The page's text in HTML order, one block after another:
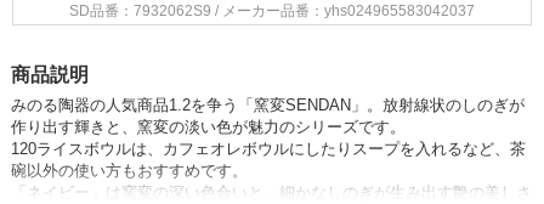
SD品番：7932062S9 / メーカー品番：yhs024965583042037
商品説明
みのる陶器の人気商品1.2を争う「窯変SENDAN」。放射線状のしのぎが
作り出す輝きと、窯変の淡い色が魅力のシリーズです。
120ライスボウルは、カフェオレボウルにしたりスープを入れるなど、茶
碗以外の使い方もおすすめです。
「ネイビー」は窯変の深い色合いと、細かなしのぎが生み出す艶の美しさ